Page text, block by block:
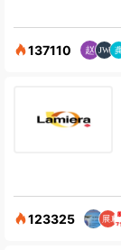
137110
123325